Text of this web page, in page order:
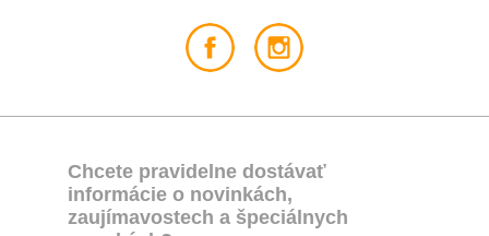
Chcete pravidelne dostávať
informácie o novinkách,
zaujímavostech a špeciálnych